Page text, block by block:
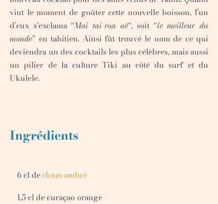
vint le moment de goûter cette nouvelle boisson, l’un
d’eux s’exclama “Mai tai-roa aé“, soit “le meilleur du
monde” en tahitien. Ainsi fût trouvé le nom de ce qui
deviendra un des cocktails les plus célèbres, mais aussi
un pilier de la culture Tiki au côté du surf et du
Ukulele.
Ingrédients
6 cl de rhum ambré
1,5 cl de curaçao orange